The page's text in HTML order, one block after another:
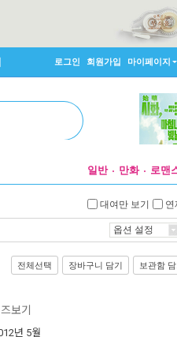
로그인 회원가입 마이페이지
일반 만화 로맨
대여만 보기 연
옵션 설정
전체선택 장바구니 담기 보관함
보기
년 5월